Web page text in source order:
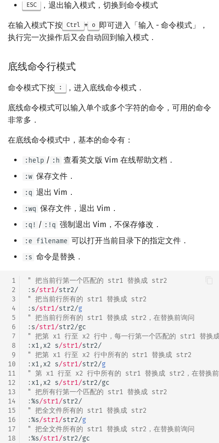
ESC ，退出输入模式，切换到命令模式
在输入模式下按 Ctrl + o 即可进入「输入 - 命令模式」，
执行完一次操作后又会自动回到输入模式．
底线命令行模式
命令模式下按 : ，进入底线命令模式．
底线命令模式可以输入单个或多个字符的命令，可用的命令
非常多．
在底线命令模式中，基本的命令有：
:help / :h 查看英文版 Vim 在线帮助文档．
:w 保存文件．
:q 退出 Vim．
:wq 保存文件，退出 Vim．
:q! / :!q 强制退出 Vim，不保存修改．
:e filename 可以打开当前目录下的指定文件．
:s 命令是替换．
1
2
3
4
5
6
7
8
9
10
11
12
13
14
15
16
17
18
" 把当前行第一个匹配的 str1 替换成 str2
: s/str1/
" 把当前行所有的 str1 替换成 str2
: s/str1/str2/g
" 把当前行所有的 str1 替换成 str2，在替换前询问
: s/str1/
" 把第 x1 行至 x2 行中，每一行第一个匹配的 str1 替换
: x1 , x2 s/str1/
" 把第 x1 行至 x2 行中所有的 str1 替换成 str2
: x1 , x2 s/str1/str2/g
" 第 x1 行至 x2 行中所有的 str1 替换成 str2，在替换前
: x1 , x2 s/str1/
" 把所有行第一个匹配的 str1 替换成 str2
:%s/str1/
" 把全文件所有的 str1 替换成 str2
:%s/str1/str2/g
" 把全文件所有的 str1 替换成 str2，在替换前询问
:%s/str1/